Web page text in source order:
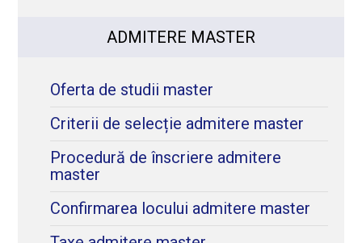
ADMITERE MASTER
Oferta de studii master
Criterii de selecție admitere master
Procedură de înscriere admitere
master
Confirmarea locului admitere master